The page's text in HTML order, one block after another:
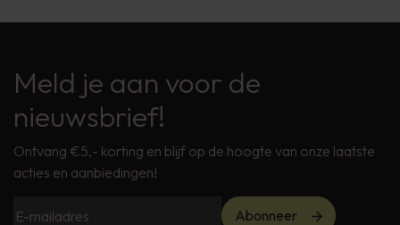
Meld je aan voor de
nieuwsbrief!
Ontvang €5,- korting en blijf op de hoogte van onze laatste
acties en aanbiedingen!
Abonneer